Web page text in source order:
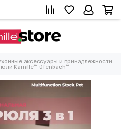
аксессуары и принадлежности
Kamille™ Ofenbach™